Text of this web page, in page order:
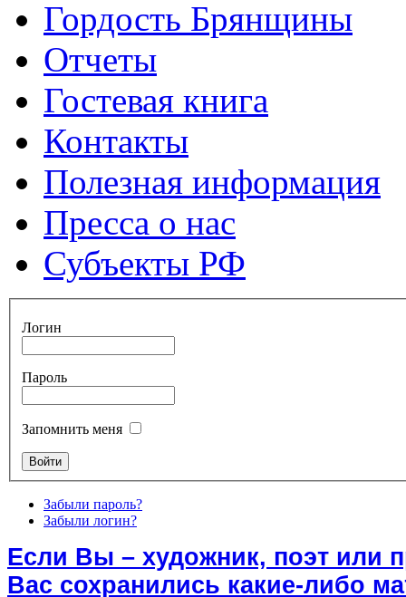
Гордость Брянщины
Отчеты
Гостевая книга
Контакты
Полезная информация
Пресса о нас
Субъекты РФ
Логин
Пароль
Запомнить меня
Забыли пароль?
Забыли логин?
Если Вы – художник, поэт или
Вас сохранились какие-либо